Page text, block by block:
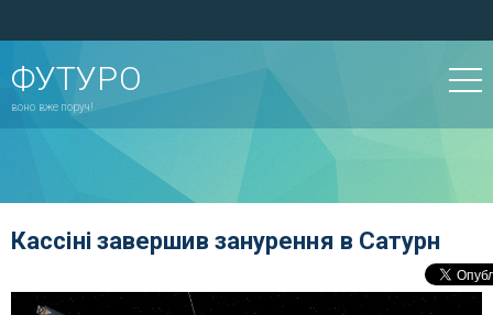
ФУТУРО
воно вже поруч!
Кассіні завершив занурення в Сатурн